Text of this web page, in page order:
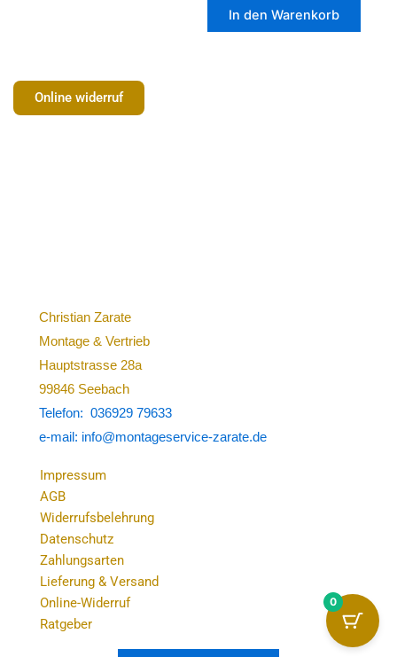
In den Warenkorb
Online widerruf
Christian Zarate
Montage & Vertrieb
Hauptstrasse 28a
99846 Seebach
Telefon: 036929 79633
e-mail: info@montageservice-zarate.de
Impressum
AGB
Widerrufsbelehrung
Datenschutz
Zahlungsarten
Lieferung & Versand
Online-Widerruf
Ratgeber
0